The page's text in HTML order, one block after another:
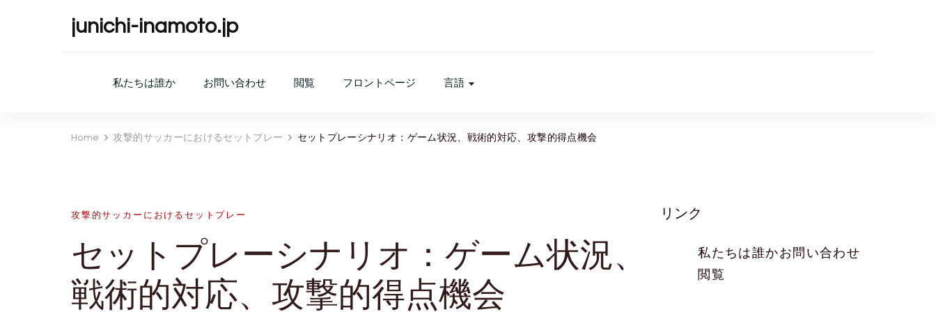
junichi-inamoto.jp
私たちは誰か お問い合わせ 閲覧 フロントページ 言語
Home 攻撃的サッカーにおけるセットプレー セットプレーシナリオ：ゲーム状況、戦術的対応、攻撃的得点機会
攻撃的サッカーにおけるセットプレー
セットプレーシナリオ：ゲーム状況、
戦術的対応、攻撃的得点機会
リンク
私たちは誰かお問い合わせ
閲覧